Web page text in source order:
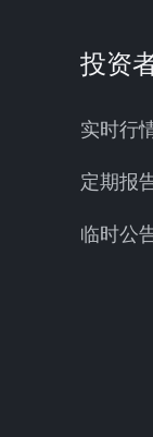
投资
实时行
定期报
临时公